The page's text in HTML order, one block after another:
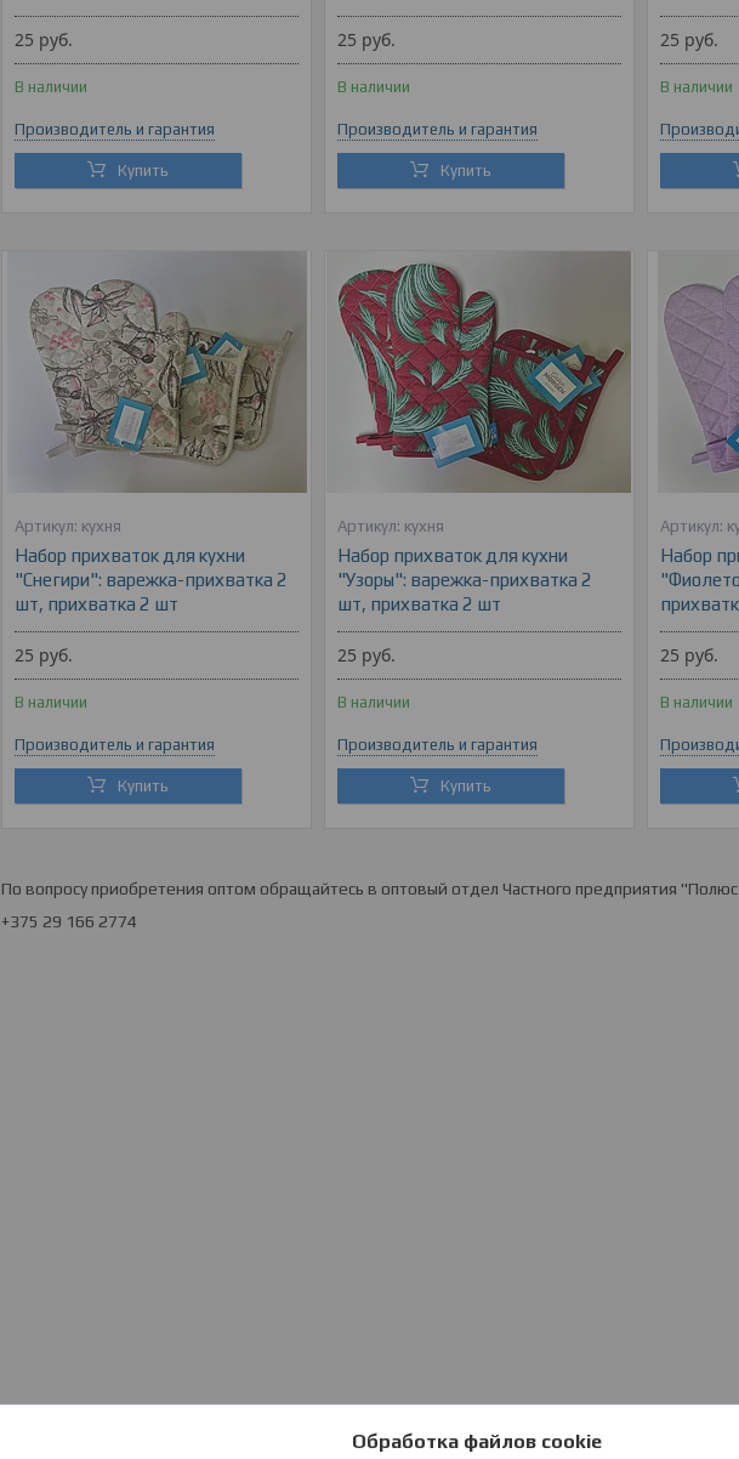
25 руб.
В наличии
Производитель и гарантия
Купить
25 руб.
В наличии
Производитель и гарантия
Купить
25 руб.
В наличии
кухня
Набор прихваток для кухни
"Снегири": варежка-прихватка 2
шт, прихватка 2 шт
25 руб.
В наличии
Производитель и гарантия
Купить
кухня
Набор прихваток для кухни
"Узоры": варежка-прихватка 2
шт, прихватка 2 шт
25 руб.
В наличии
Производитель и гарантия
Купить
Набор
25 руб.
В наличии
По вопросу приобретения оптом обращайтесь в оптовый отдел Частного предприятия
+375 29 166 2774
Обработка файлов cookie